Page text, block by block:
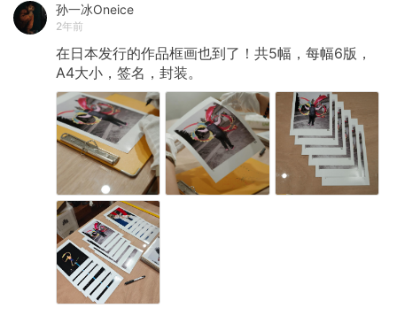
孙一冰Oneice
2年前
在日本发行的作品框画也到了！共5幅，每幅6版，
A4大小，签名，封装。